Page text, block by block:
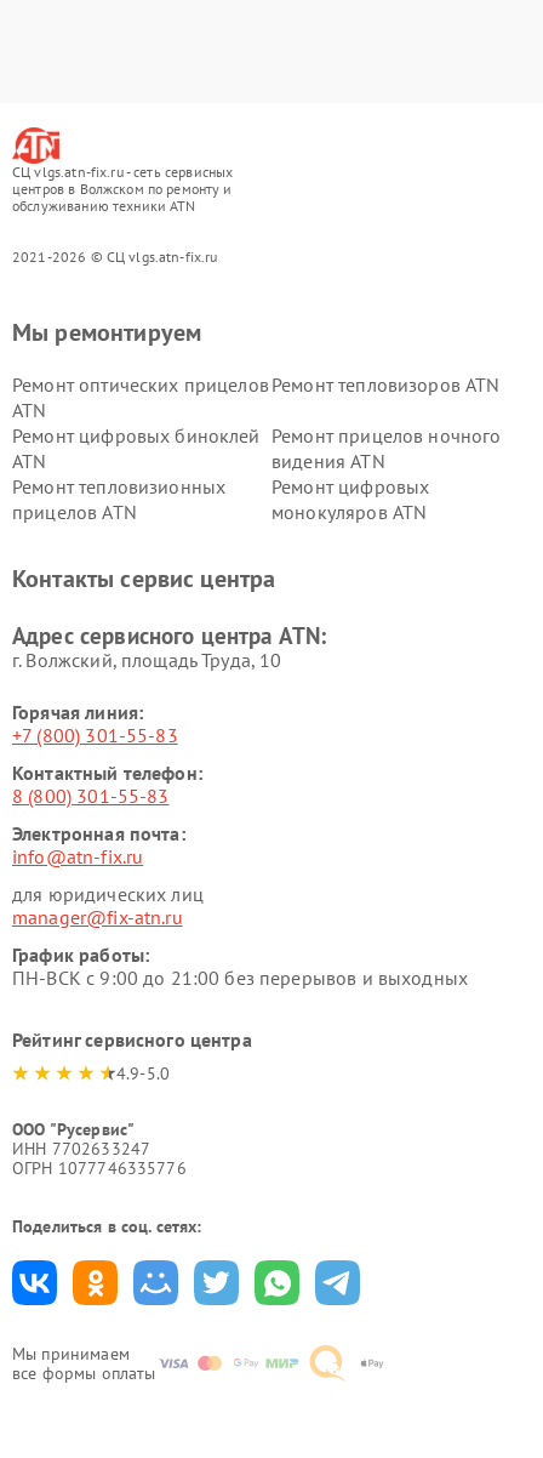
СЦ vlgs.atn-fix.ru - сеть сервисных
центров в Волжском по ремонту и
обслуживанию техники ATN
2021-2026 © СЦ vlgs.atn-fix.ru
Мы принимаем
все формы оплаты
Мы ремонтируем
Ремонт оптических прицелов
ATN
Ремонт тепловизоров ATN
Ремонт цифровых биноклей
ATN
Ремонт прицелов ночного
видения ATN
Ремонт тепловизионных
прицелов ATN
Ремонт цифровых
монокуляров ATN
Контакты сервис центра
Адрес сервисного центра ATN:
г. Волжский, площадь Труда, 10
Горячая линия:
+7 (800) 301-55-83
Контактный телефон:
8 (800) 301-55-83
Электронная почта:
info@atn-fix.ru
для юридических лиц
manager@fix-atn.ru
График работы:
ПН-ВСК с 9:00 до 21:00 без перерывов и выходных
Рейтинг сервисного центра
4.9-5.0
ООО "Русервис"
ИНН 7702633247
ОГРН 1077746335776
Поделиться в соц. сетях: